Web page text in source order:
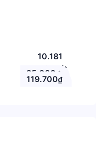
10.181
Nhận xét
25.000 ₫
119.700₫